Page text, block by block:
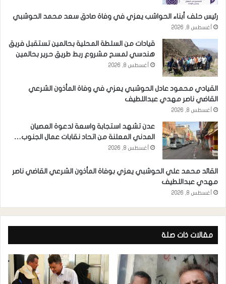
رئيس حلف أبناء الحواشب يعزي في وفاة صادق سعد محمد الحوشبي
أغسطس 8, 2026
قيادات من السلطة المحلية بحالمين تستقبل فريق
هندسي لمسح مشروع ربط طريق حرير بحالمين
أغسطس 8, 2026
القيادي محمود عادل الحوشبي يعزي في وفاة المأذون الشرعي
القاضي ناصر مهدي عبداللطيف
أغسطس 8, 2026
عدن تشهد استجابة واسعة لدعوة العصيان
المدني المعلنة من اتحاد نقابات عمال الجنوب…
أغسطس 8, 2026
القائد محمد علي الحوشبي يعزي بوفاة المأذون الشرعي القاضي ناصر
مهدي عبداللطيف
أغسطس 8, 2026
مقالات ذات صلة